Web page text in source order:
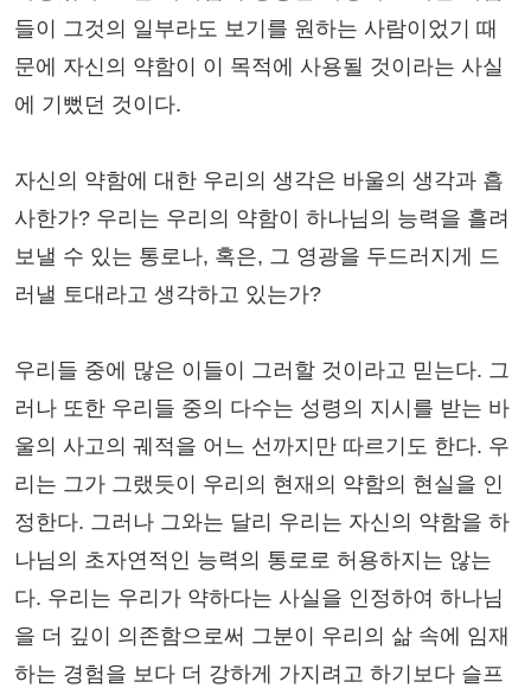
들이 그것의 일부라도 보기를 원하는 사람이었기 때
문에 자신의 약함이 이 목적에 사용될 것이라는 사실
에 기뻤던 것이다.
자신의 약함에 대한 우리의 생각은 바울의 생각과 흡
사한가? 우리는 우리의 약함이 하나님의 능력을 흘려
보낼 수 있는 통로나, 혹은, 그 영광을 두드러지게 드
러낼 토대라고 생각하고 있는가?
우리들 중에 많은 이들이 그러할 것이라고 믿는다. 그
러나 또한 우리들 중의 다수는 성령의 지시를 받는 바
울의 사고의 궤적을 어느 선까지만 따르기도 한다. 우
리는 그가 그랬듯이 우리의 현재의 약함의 현실을 인
정한다. 그러나 그와는 달리 우리는 자신의 약함을 하
나님의 초자연적인 능력의 통로로 허용하지는 않는
다. 우리는 우리가 약하다는 사실을 인정하여 하나님
을 더 깊이 의존함으로써 그분이 우리의 삶 속에 임재
하는 경험을 보다 더 강하게 가지려고 하기보다 슬프